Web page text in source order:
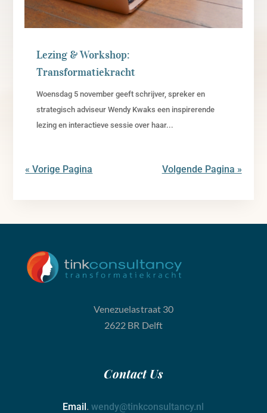
Lezing & Workshop:
Transformatiekracht
Woensdag 5 november geeft schrijver, spreker en
strategisch adviseur Wendy Kwaks een inspirerende
lezing en interactieve sessie over haar...
« Vorige Pagina Volgende Pagina »
Venezuelastraat 30
2622 BR Delft
ContactUs
Email.wendy@tinkconsultancy.nl